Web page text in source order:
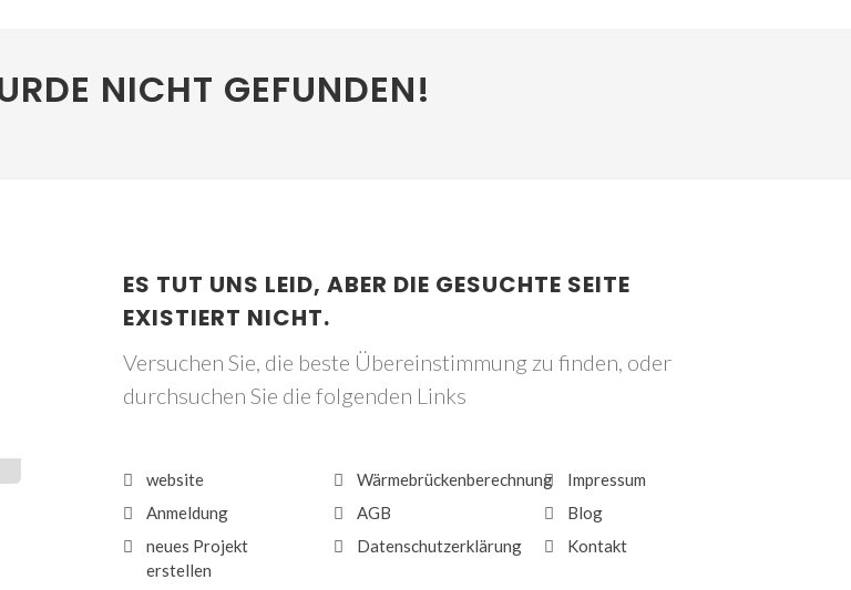
NICHT GEFUNDEN!
ES TUT UNS LEID, ABER DIE GESUCHTE SEITE
EXISTIERT NICHT.
Versuchen Sie, die beste Übereinstimmung zu finden, oder
durchsuchen Sie die folgenden Links
website
Anmeldung
neues Projekt
erstellen
Wärmebrückenberechnung
AGB
Datenschutzerklärung
Impressum
Blog
Kontakt